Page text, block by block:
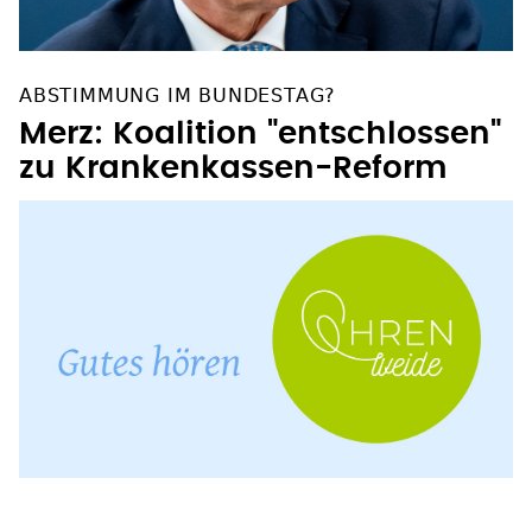
ABSTIMMUNG IM BUNDESTAG?
Merz: Koalition "entschlossen"
zu Krankenkassen-Reform